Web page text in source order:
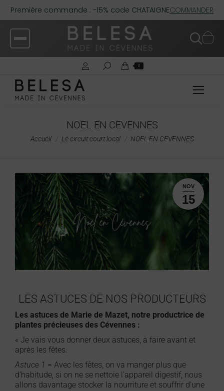
Première commande : -15% code CHATAIGNECOMMANDER
0
NOEL EN CEVENNES
Vous êtes ici :
Accueil Le circuit court local NOEL EN CEVENNES
NOV
15
LES ASTUCES DE NOS PRODUCTEURS
Les astuces de Marie de Mazet, notre productrice de
plantes précieuses des Cévennes :
« Je vais vous donner deux astuces, à faire avant et
après les fêtes.
Astuce 1 = Avec les fêtes, on va manger plus que
d’habitude, si on ne se nettoie l’appareil digestif, nous
allons davantage stocker la nourriture et souffrir d’une